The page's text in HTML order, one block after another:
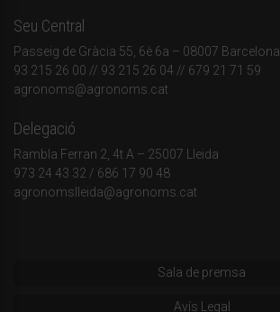
Seu Central
Passeig de Gràcia 55, 6è 6a – 08007 Barcelona
93 215 26 00 // 93 215 26 04 // 679 21 71 59
agronoms@agronoms.cat
Delegació
Rambla Ferran 2, 4t A – 25007 Lleida
973 24 43 32 / 686 17 90 48
agronomslleida@agronoms.cat
Sala de premsa
Avís Legal